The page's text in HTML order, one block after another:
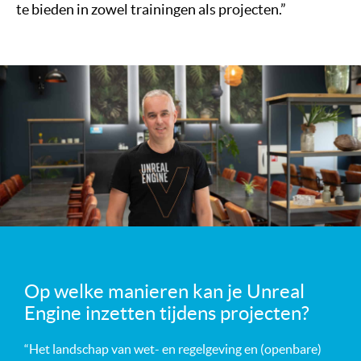
te bieden in zowel trainingen als projecten.”
Op welke manieren kan je Unreal
Engine inzetten tijdens projecten?
“Het landschap van wet- en regelgeving en (openbare)